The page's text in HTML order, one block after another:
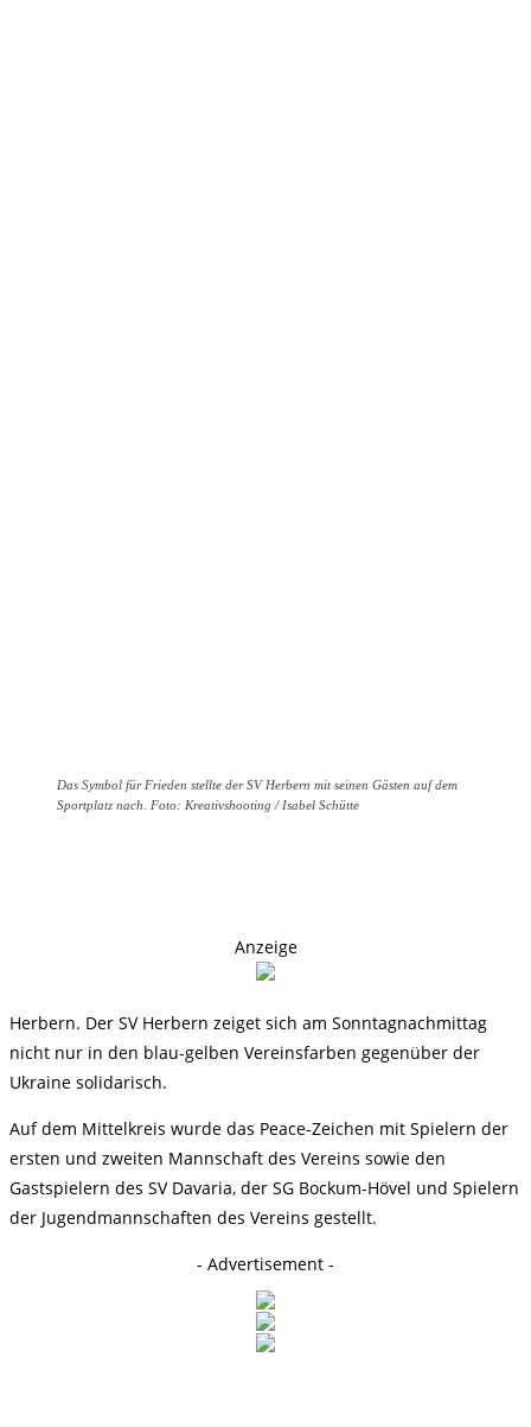
Das Symbol für Frieden stellte der SV Herbern mit seinen Gästen auf dem
Sportplatz nach. Foto: Kreativshooting / Isabel Schütte
Anzeige
Herbern. Der SV Herbern zeiget sich am Sonntagnachmittag
nicht nur in den blau-gelben Vereinsfarben gegenüber der
Ukraine solidarisch.
Auf dem Mittelkreis wurde das Peace-Zeichen mit Spielern der
ersten und zweiten Mannschaft des Vereins sowie den
Gastspielern des SV Davaria, der SG Bockum-Hövel und Spielern
der Jugendmannschaften des Vereins gestellt.
- Advertisement -